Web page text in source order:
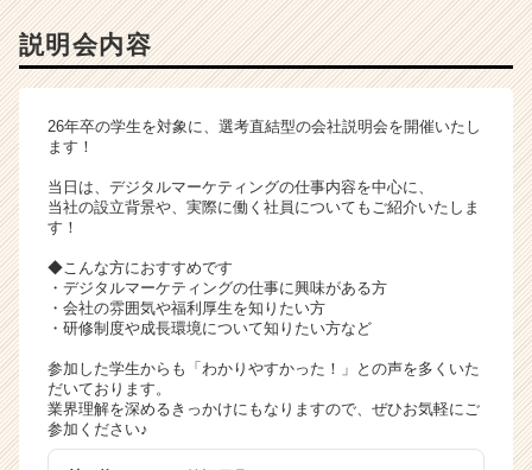
成
企
業
ス
カ
ウ
が
届
就
説明会内容
26年卒の学生を対象に、選考直結型の会社説明会を開催いたし
ます！
当日は、デジタルマーケティングの仕事内容を中心に、
当社の設立背景や、実際に働く社員についてもご紹介いたしま
す！
◆こんな方におすすめです
・デジタルマーケティングの仕事に興味がある方
・会社の雰囲気や福利厚生を知りたい方
・研修制度や成長環境について知りたい方など
参加した学生からも「わかりやすかった！」との声を多くいた
だいております。
業界理解を深めるきっかけにもなりますので、ぜひお気軽にご
参加ください♪